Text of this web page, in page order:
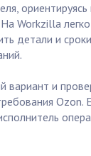
Workzilla легко
детали и
вариант и
Ozon.